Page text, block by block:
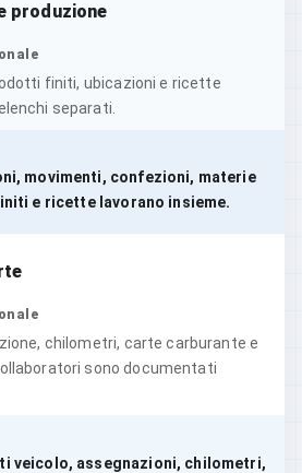
produzione
finiti, ubicazioni e ricette
separati.
movimenti, confezioni, materie
e ricette lavorano insieme.
chilometri, carte carburante e
sono documentati
veicolo, assegnazioni, chilometri,